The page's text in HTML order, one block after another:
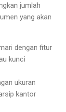
jumlah
yang akan
dengan fitur
kunci
ukuran
kantor